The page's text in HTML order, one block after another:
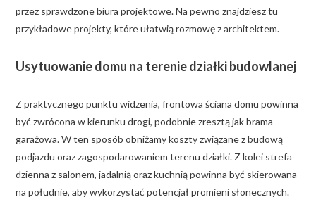
przez sprawdzone biura projektowe. Na pewno znajdziesz tu
przykładowe projekty, które ułatwią rozmowę z architektem.
Usytuowanie domu na terenie działki budowlanej
Z praktycznego punktu widzenia, frontowa ściana domu powinna
być zwrócona w kierunku drogi, podobnie zresztą jak brama
garażowa. W ten sposób obniżamy koszty związane z budową
podjazdu oraz zagospodarowaniem terenu działki. Z kolei strefa
dzienna z salonem, jadalnią oraz kuchnią powinna być skierowana
na południe, aby wykorzystać potencjał promieni słonecznych.